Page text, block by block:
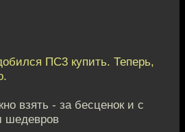
ПС3 купить. Теперь,
взять - за бесценок и с
шедевров